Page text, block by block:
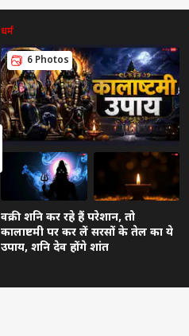
धर्म
6 Photos
वक्री शनि कर रहे हैं परेशान, तो
कालाष्टमी पर कर लें सरसों के तेल का ये
उपाय, शनि देव होंगे शांत